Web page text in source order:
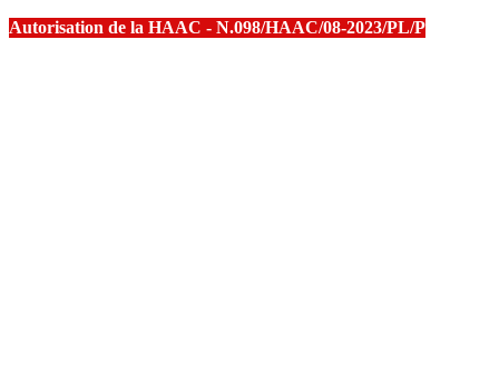
Autorisation de la HAAC - N.098/HAAC/08-2023/PL/P